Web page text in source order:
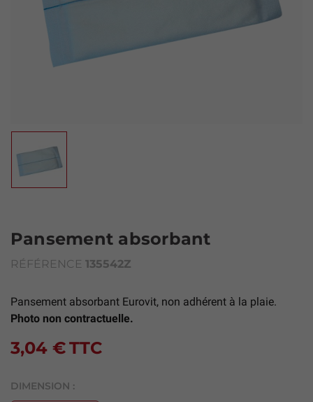
Pansement absorbant
RÉFÉRENCE 135542Z
Pansement absorbant Eurovit, non adhérent à la plaie.
Photo non contractuelle.
3,04 €TTC
DIMENSION :